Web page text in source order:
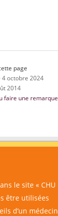
page
4 octobre 2024
2014
faire une remarque
le site « CHU
être utilisées
d’un médecin